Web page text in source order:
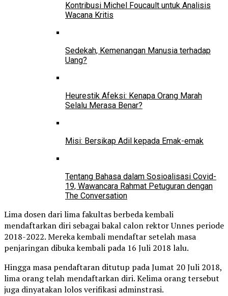
Kontribusi Michel Foucault untuk Analisis
Wacana Kritis
Sedekah, Kemenangan Manusia terhadap
Uang?
Heurestik Afeksi: Kenapa Orang Marah
Selalu Merasa Benar?
Misi: Bersikap Adil kepada Emak-emak
Tentang Bahasa dalam Sosioalisasi Covid-
19, Wawancara Rahmat Petuguran dengan
The Conversation
Lima dosen dari lima fakultas berbeda kembali
mendaftarkan diri sebagai bakal calon rektor Unnes periode
2018-2022. Mereka kembali mendaftar setelah masa
penjaringan dibuka kembali pada 16 Juli 2018 lalu.
Hingga masa pendaftaran ditutup pada Jumat 20 Juli 2018,
lima orang telah mendaftarkan diri. Kelima orang tersebut
juga dinyatakan lolos verifikasi adminstrasi.